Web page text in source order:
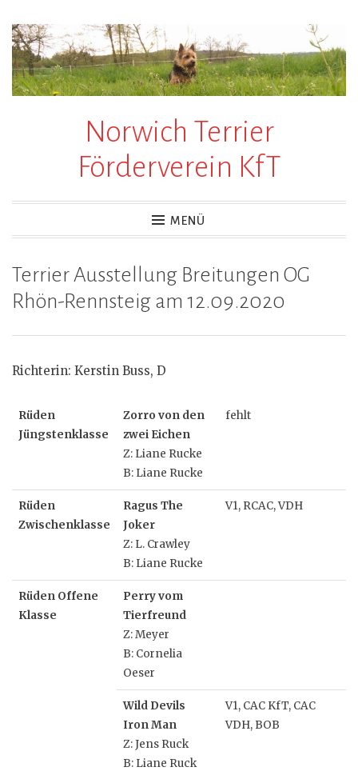
Zum
Inhalt
springen
Norwich Terrier
Förderverein KfT
MENÜ
Terrier Ausstellung Breitungen OG
Rhön-Rennsteig am 12.09.2020
Richterin: Kerstin Buss, D
Rüden
Jüngstenklasse
Zorro von den
zwei Eichen
Z: Liane Rucke
B: Liane Rucke
fehlt
Rüden
Zwischenklasse
Ragus The
Joker
Z: L. Crawley
B: Liane Rucke
V1, RCAC, VDH
Rüden Offene
Klasse
Perry vom
Tierfreund
Z: Meyer
B: Cornelia
Oeser
Wild Devils
Iron Man
Z: Jens Ruck
B: Liane Ruck
V1, CAC KfT, CAC
VDH, BOB